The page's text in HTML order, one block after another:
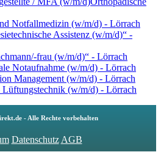
Notfallmedizin (w/m/d) - Lörrach
Assistenz (w/m/d)“ -
frau (w/m/d)“ - Lörrach
Notaufnahme (w/m/d) - Lörrach
Management (w/m/d) - Lörrach
Lüftungstechnik (w/m/d) - Lörrach
- Alle Rechte vorbehalten
Datenschutz AGB